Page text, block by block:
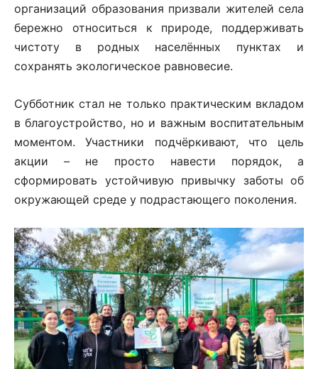
организаций образования призвали жителей села
бережно относиться к природе, поддерживать
чистоту в родных населённых пунктах и
сохранять экологическое равновесие.
Субботник стал не только практическим вкладом
в благоустройство, но и важным воспитательным
моментом. Участники подчёркивают, что цель
акции – не просто навести порядок, а
сформировать устойчивую привычку заботы об
окружающей среде у подрастающего поколения.